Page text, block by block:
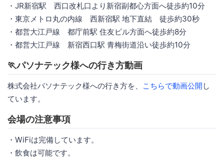
・JR新宿駅 西口改札口より新宿副都心方面へ徒歩約10分
・東京メトロ丸の内線 西新宿駅 地下直結 徒歩約30秒
・都営大江戸線 都庁前駅 住友ビル方面へ徒歩約8分
・都営大江戸線 新宿西口駅 青梅街道沿い徒歩約10分
🏃パソナテック様への行き方動画
株式会社パソナテック様への行き方を、 こちらで動画公開 し
ています。
会場の注意事項
・WiFiは完備しています。
・飲食は可能です。